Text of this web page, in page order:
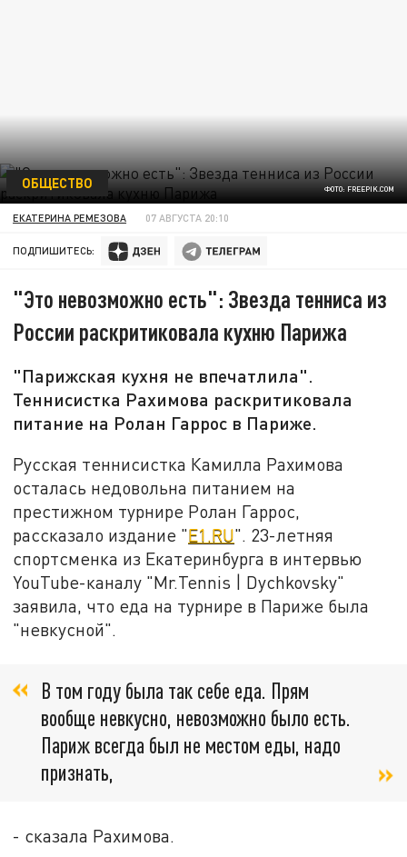
ФОТО: FREEPIK.COM
ОБЩЕСТВО
ЕКАТЕРИНА РЕМЕЗОВА 07 АВГУСТА 20:10
ПОДПИШИТЕСЬ:
"Это невозможно есть": Звезда тенниса из
России раскритиковала кухню Парижа
"Парижская кухня не впечатлила".
Теннисистка Рахимова раскритиковала
питание на Ролан Гаррос в Париже.
Русская теннисистка Камилла Рахимова
осталась недовольна питанием на
престижном турнире Ролан Гаррос,
рассказало издание "Е1.RU". 23-летняя
спортсменка из Екатеринбурга в интервью
YouTube-каналу "Mr.Tennis | Dychkovsky"
заявила, что еда на турнире в Париже была
"невкусной".
В том году была так себе еда. Прям
вообще невкусно, невозможно было есть.
Париж всегда был не местом еды, надо
признать,
- сказала Рахимова.